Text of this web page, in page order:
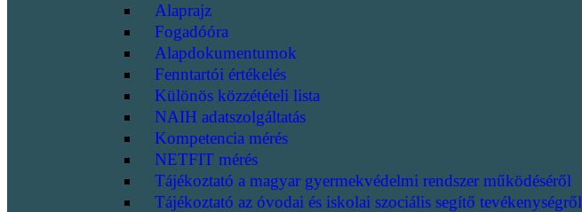
Alaprajz
Fogadóóra
Alapdokumentumok
Fenntartói értékelés
Különös közzétételi lista
NAIH adatszolgáltatás
Kompetencia mérés
NETFIT mérés
Tájékoztató a magyar gyermekvédelmi rendszer működéséről
Tájékoztató az óvodai és iskolai szociális segítő tevékenységről